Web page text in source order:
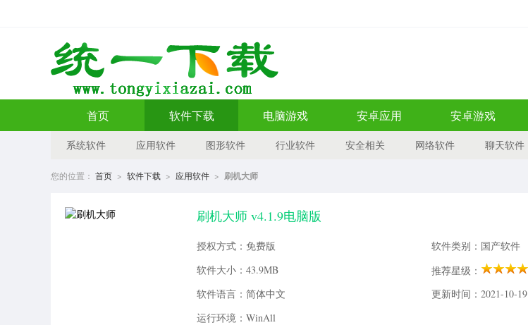
首页 软件下载 电脑游戏 安卓应用 安卓游戏
系统软件 应用软件 图形软件 行业软件 安全相关 网络软件 聊天软件
您的位置： 首页 > 软件下载 > 应用软件 > 刷机大师
刷机大师 v4.1.9电脑版
授权方式：免费版
软件类别：国产软件
软件大小：43.9MB
推荐星级：
软件语言：简体中文
更新时间：2021-10-19
运行环境：WinAll